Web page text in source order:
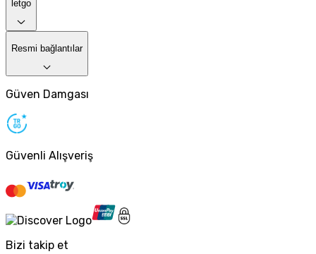
letgo
Resmi bağlantılar
Güven Damgası
Güvenli Alışveriş
Bizi takip et